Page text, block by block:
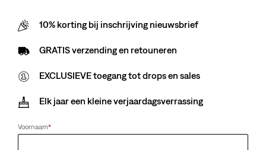
10% korting bij inschrijving nieuwsbrief
GRATIS verzending en retouneren
EXCLUSIEVE toegang tot drops en sales
Elk jaar een kleine verjaardagsverrassing
Voornaam*